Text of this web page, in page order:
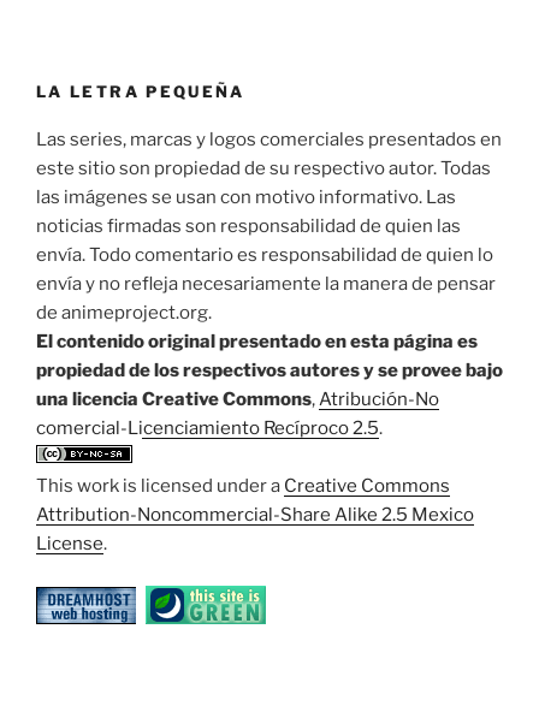
LA LETRA PEQUEÑA
Las series, marcas y logos comerciales presentados en
este sitio son propiedad de su respectivo autor. Todas
las imágenes se usan con motivo informativo. Las
noticias firmadas son responsabilidad de quien las
envía. Todo comentario es responsabilidad de quien lo
envía y no refleja necesariamente la manera de pensar
de animeproject.org.
El contenido original presentado en esta página es
propiedad de los respectivos autores y se provee bajo
una licencia Creative Commons,Atribución-No
comercial-Licenciamiento Recíproco 2.5.
This work is licensed under a Creative Commons
Attribution-Noncommercial-Share Alike 2.5 Mexico
License.